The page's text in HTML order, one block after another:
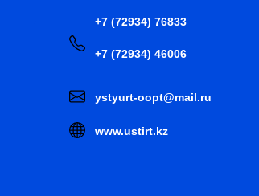
+7 (72934) 76833
+7 (72934) 46006
ystyurt-oopt@mail.ru
www.ustirt.kz